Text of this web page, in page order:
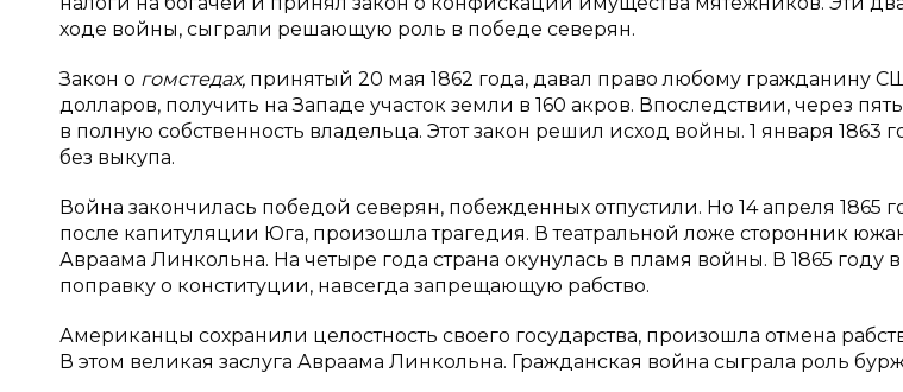
ходе войны, сыграли решающую роль в победе северян.
Закон о гомстедах, принятый 20 мая 1862 года, давал право любому гражданину
долларов, получить на Западе участок земли в 160 акров. Впоследствии, через
в полную собственность владельца. Этот закон решил исход войны. 1 января 1863
без выкупа.
Война закончилась победой северян, побежденных отпустили. Но 14 апреля 1865
после капитуляции Юга, произошла трагедия. В театральной ложе сторонник
Авраама Линкольна. На четыре года страна окунулась в пламя войны. В 1865 году
поправку о конституции, навсегда запрещающую рабство.
Американцы сохранили целостность своего государства, произошла отмена
В этом великая заслуга Авраама Линкольна. Гражданская война сыграла роль